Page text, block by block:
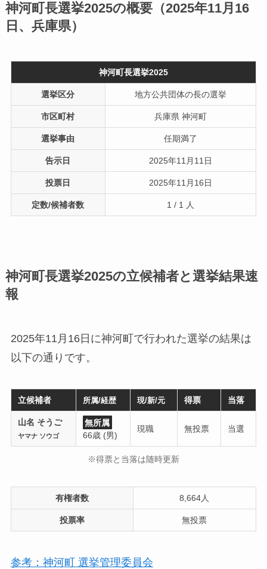
神河町長選挙2025の概要（2025年11月16
日、兵庫県）
神河町長選挙2025
選挙区分 地方公共団体の長の選挙
市区町村 兵庫県 神河町
選挙事由 任期満了
告示日 2025年11月11日
投票日 2025年11月16日
定数/候補者数 1 / 1 人
神河町長選挙2025の立候補者と選挙結果速
報
2025年11月16日に神河町で行われた選挙の結果は
以下の通りです。
立候補者 所属/経歴 現/新/元 得票 当落
山名 そうご
ヤマナ ソウゴ
無所属
66歳 (男)
現職 無投票 当選
※得票と当落は随時更新
有権者数 8,664人
投票率 無投票
参考：神河町 選挙管理委員会